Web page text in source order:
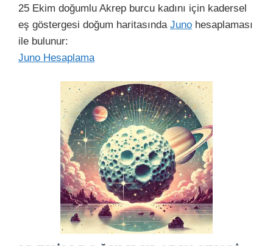
25 Ekim doğumlu Akrep burcu kadını için kadersel
eş göstergesi doğum haritasında Juno hesaplaması
ile bulunur:
Juno Hesaplama